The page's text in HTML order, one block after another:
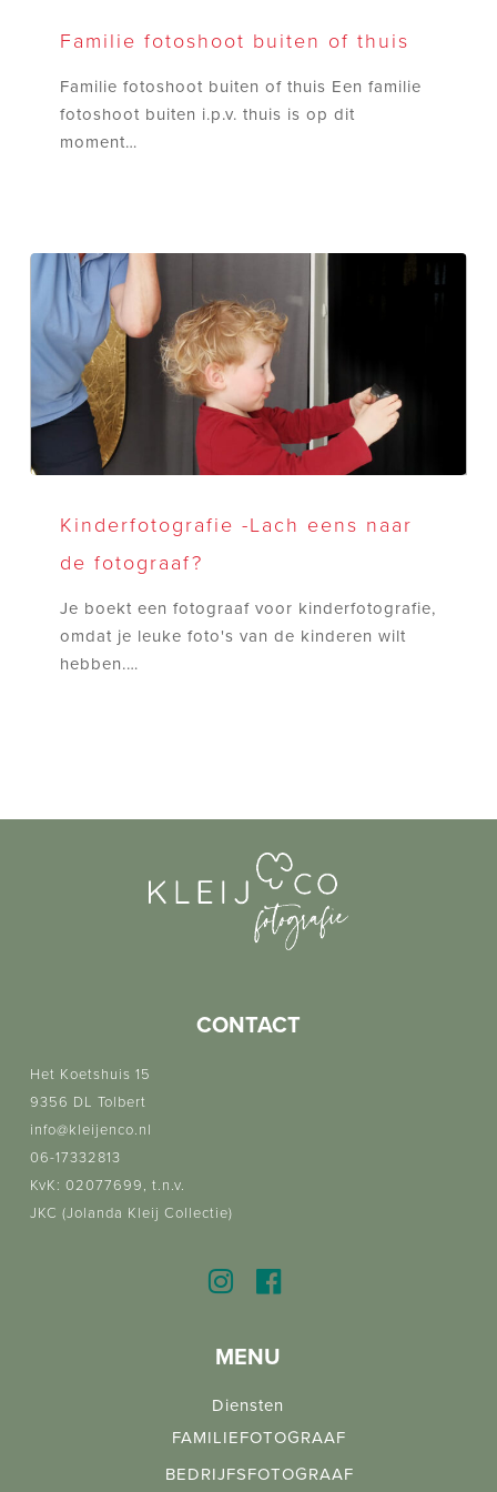
fotoshoot
thuis
Familie fotoshoot buiten of thuis
Familie fotoshoot buiten of thuis Een familie
fotoshoot buiten i.p.v. thuis is op dit
moment…
eens
naar
fotograaf?
Kinderfotografie -Lach eens naar
de fotograaf?
Je boekt een fotograaf voor kinderfotografie,
omdat je leuke foto's van de kinderen wilt
hebben.…
CONTACT
Het Koetshuis 15
9356 DL Tolbert
info@kleijenco.nl
06-17332813
KvK: 02077699, t.n.v.
JKC (Jolanda Kleij Collectie)
MENU
Diensten
FAMILIEFOTOGRAAF
BEDRIJFSFOTOGRAAF